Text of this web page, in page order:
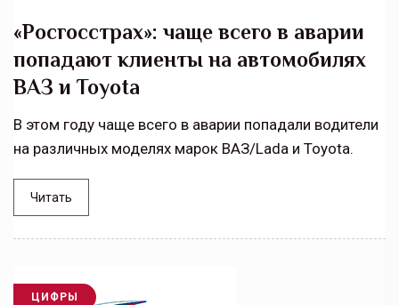
«Росгосстрах»: чаще всего в аварии
попадают клиенты на автомобилях
ВАЗ и Toyota
В этом году чаще всего в аварии попадали водители
на различных моделях марок ВАЗ/Lada и Toyota.
Читать
ЦИФРЫ